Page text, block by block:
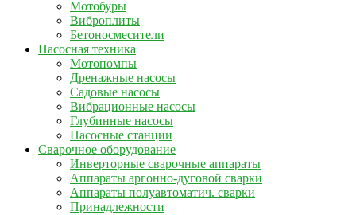
Мотобуры
Виброплиты
Бетоносмесители
Насосная техника
Мотопомпы
Дренажные насосы
Садовые насосы
Вибрационные насосы
Глубинные насосы
Насосные станции
Сварочное оборудование
Инверторные сварочные аппараты
Аппараты аргонно-дуговой сварки
Аппараты полуавтоматич. сварки
Принадлежности